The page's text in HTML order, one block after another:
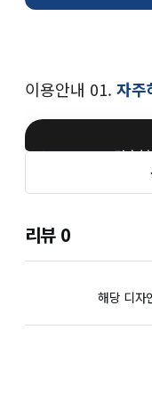
이용안내 01. 자주
단순
디자인이 마음
리뷰 0
해당 디자